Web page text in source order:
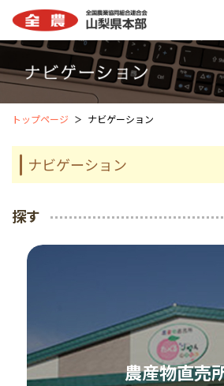
トップページ ナビゲーション
ナビゲーション
探す
農産物直売